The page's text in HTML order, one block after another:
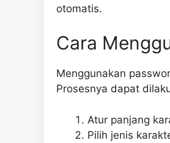
otomatis.
Cara
Menggunakan
Prosesnya dapat
Atur panjang
Pilih jenis